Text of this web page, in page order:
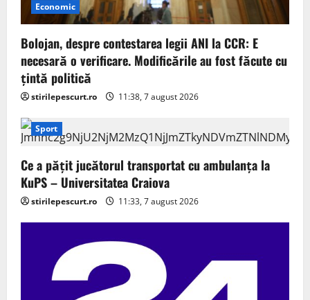
Economic
Bolojan, despre contestarea legii ANI la CCR: E
necesară o verificare. Modificările au fost făcute cu
țintă politică
stirilepescurt.ro 11:38, 7 august 2026
Sport
Ce a pățit jucătorul transportat cu ambulanța la
KuPS – Universitatea Craiova
stirilepescurt.ro 11:33, 7 august 2026